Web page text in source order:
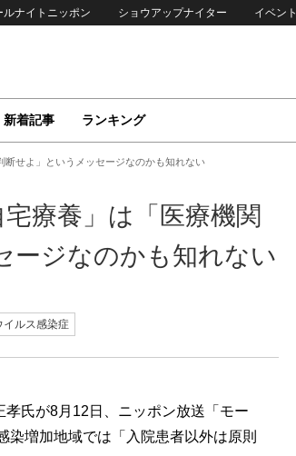
ルナイトニッポン ショウアップナイター イベント
新着記事 ランキング
せよ」というメッセージなのかも知れない
療養」は「医療機関
ージなのかも知れない
イルス感染症
氏が8月12日、ニッポン放送「モー
染増加地域では「入院患者以外は原則